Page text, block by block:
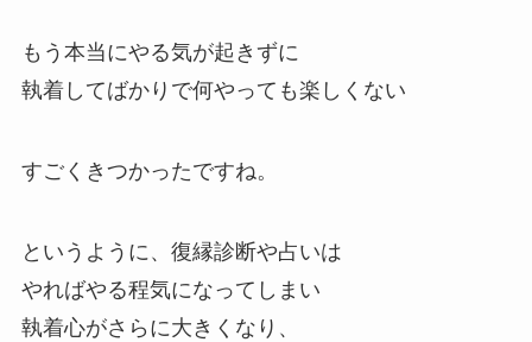
もう本当にやる気が起きずに
執着してばかりで何やっても楽しくない
すごくきつかったですね。
というように、復縁診断や占いは
やればやる程気になってしまい
執着心がさらに大きくなり、